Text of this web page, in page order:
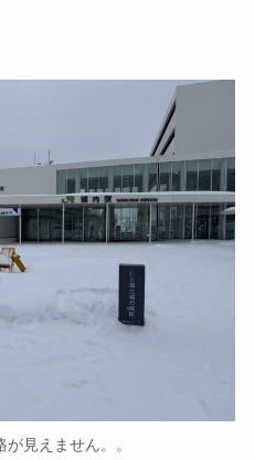
見えません。。